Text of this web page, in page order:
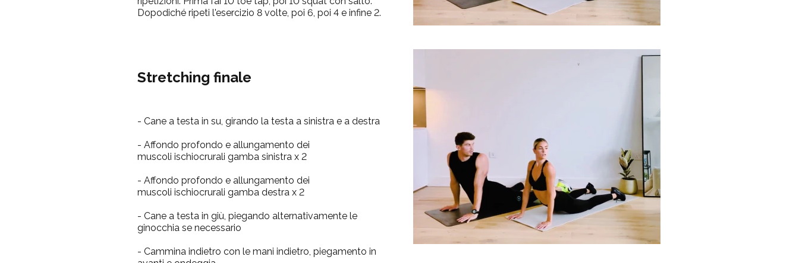
Dopodiché ripeti l'esercizio 8 volte, poi 6, poi 4 e infine 2.
Stretching finale
- Cane a testa in su, girando la testa a sinistra e a destra
- Affondo profondo e allungamento dei
muscoli ischiocrurali gamba sinistra x 2
- Affondo profondo e allungamento dei
muscoli ischiocrurali gamba destra x 2
- Cane a testa in giù, piegando alternativamente le
ginocchia se necessario
- Cammina indietro con le mani indietro, piegamento in